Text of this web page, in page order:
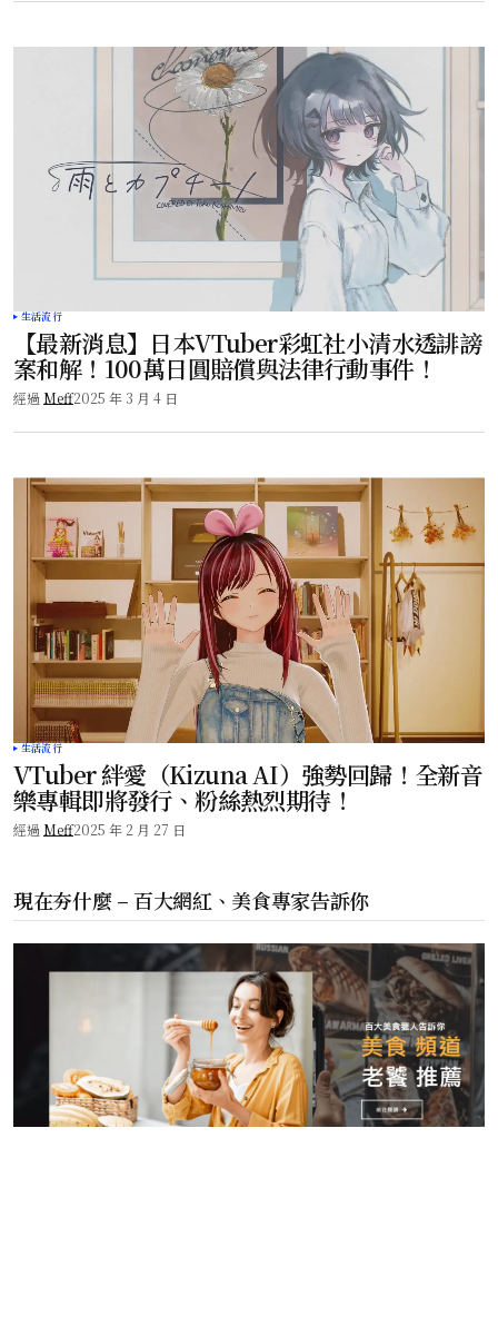
生活流行
【最新消息】日本VTuber彩虹社小清水透誹謗
案和解！100萬日圓賠償與法律行動事件！
經過 Meff2025 年 3 月 4 日
生活流行
VTuber 絆愛（Kizuna AI）強勢回歸！全新音
樂專輯即將發行、粉絲熱烈期待！
經過 Meff2025 年 2 月 27 日
現在夯什麼 – 百大網紅、美食專家告訴你